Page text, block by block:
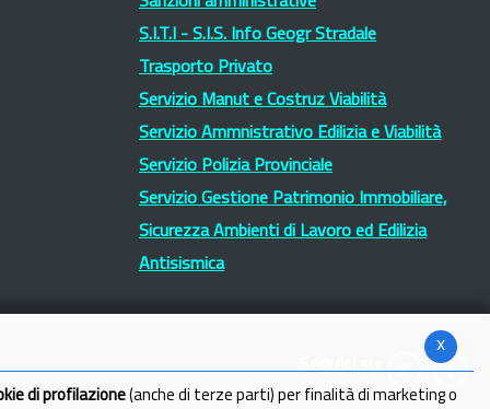
S.I.T.I - S.I.S. Info Geogr Stradale
Trasporto Privato
Servizio Manut e Costruz Viabilità
Servizio Ammnistrativo Edilizia e Viabilità
Servizio Polizia Provinciale
Servizio Gestione Patrimonio Immobiliare,
Sicurezza Ambienti di Lavoro ed Edilizia
Antisismica
Seguici su:
x
di profilazione (anche di terze parti) per finalità di marketing o